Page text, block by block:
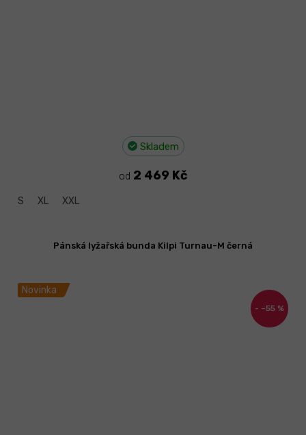
Skladem
od 2 469 Kč
S XL XXL
Novinka
–55 %
Pánská lyžařská bunda Kilpi Turnau-M černá